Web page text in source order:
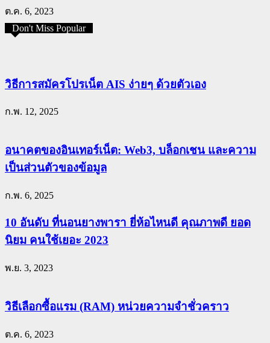
ต.ค. 6, 2023
Don't Miss Popular
วิธีการสมัครโปรเน็ต AIS ง่ายๆ ด้วยตัวเอง
ก.พ. 12, 2025
อนาคตของอินเทอร์เน็ต: Web3, บล็อกเชน และความ
เป็นส่วนตัวของข้อมูล
ก.พ. 6, 2025
10 อันดับ ที่นอนยางพารา ยี่ห้อไหนดี คุณภาพดี ยอด
นิยม คนใช้เยอะ 2023
พ.ย. 3, 2023
วิธีเลือกซื้อแรม (RAM) หน่วยความจำชั่วคราว
ต.ค. 6, 2023